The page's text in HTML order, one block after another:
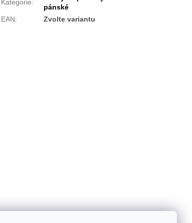
Kategorie:
pánské
EAN: Zvolte variantu